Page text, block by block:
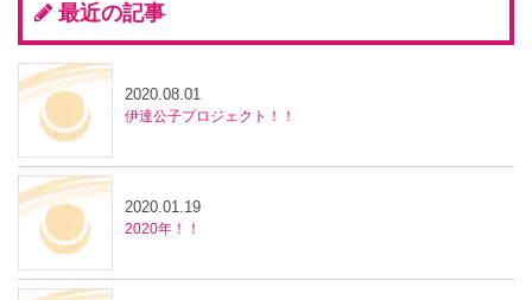
最近の記事
伊達公子プロジェクト！！
2020.08.01
2020年！！
2020.01.19